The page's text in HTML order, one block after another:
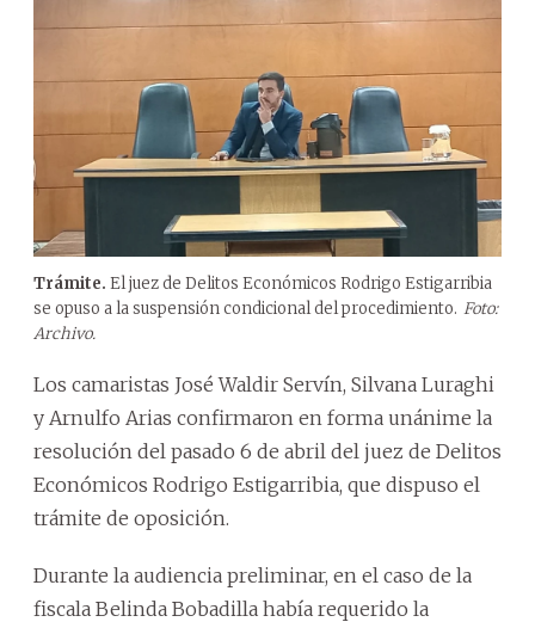
Trámite. El juez de Delitos Económicos Rodrigo Estigarribia
se opuso a la suspensión condicional del procedimiento. Foto:
Archivo.
Los camaristas José Waldir Servín, Silvana Luraghi
y Arnulfo Arias confirmaron en forma unánime la
resolución del pasado 6 de abril del juez de Delitos
Económicos Rodrigo Estigarribia, que dispuso el
trámite de oposición.
Durante la audiencia preliminar, en el caso de la
fiscala Belinda Bobadilla había requerido la